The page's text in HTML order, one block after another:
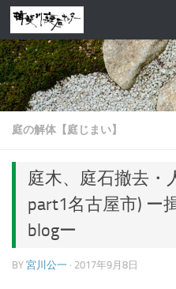
コンテンツへスキップ
庭の解体【庭じまい】
庭木、庭石撤去・
part1名古屋市) ー
blogー
BY 宮川公一 · 2017年9月8日